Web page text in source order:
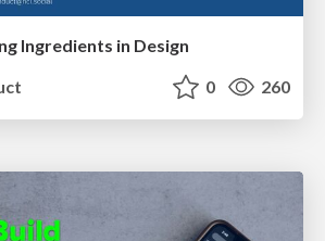
Ingredients in Design
0 260